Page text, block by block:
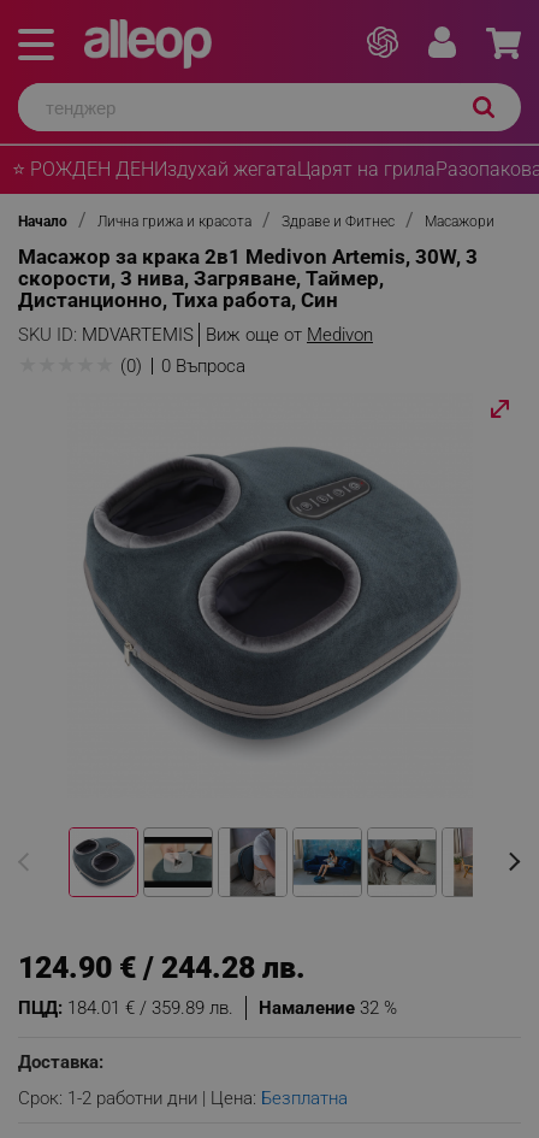
⭐ РОЖДЕН ДЕНИздухай жегатаЦарят на грила
Начало Лична грижа и красота Здраве и Фитнес Масажори
Масажор за крака 2в1 Medivon Artemis, 30W, 3
скорости, 3 нива, Загряване, Таймер,
Дистанционно, Тиха работа, Син
SKU ID: MDVARTEMIS Виж още от Medivon
(0) 0 Въпроса
Намаление 32 %
ПЦД: 184.01 € / 359.89 лв.
124.90 € / 244.28 лв.
Доставка:
Срок: 1-2 работни дни | Цена: Безплатна